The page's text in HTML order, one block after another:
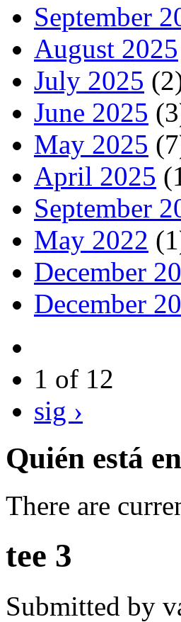
September
August 2025
July 2025
June 2025
May 2025
April 2025
September
May 2022
December
December
1 of 12
sig ›
Quién está
There are
tee 3
Submitted by